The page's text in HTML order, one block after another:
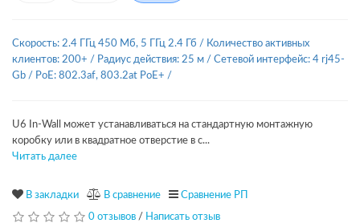
Скорость: 2.4 ГГц 450 Мб, 5 ГГц 2.4 Гб / Количество активных
клиентов: 200+ / Радиус действия: 25 м / Сетевой интерфейс: 4 rj45-
Gb / PoE: 802.3af, 803.2at PoE+ /
U6 In-Wall может устанавливаться на стандартную монтажную
коробку или в квадратное отверстие в с...
Читать далее
В закладки В сравнение Сравнение РП
0 отзывов / Написать отзыв